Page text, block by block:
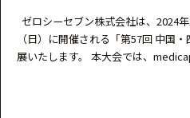
ゼロシーセブン株式会社は、2024
（日）に開催される「第57回 中国
展いたします。 本大会では、
広い臨床応用に向けたソリューシ